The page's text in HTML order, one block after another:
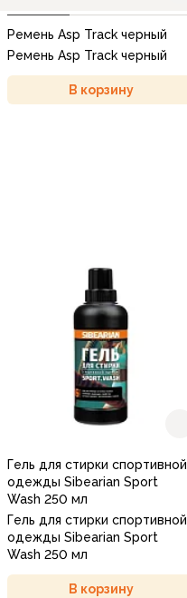
Ремень Asp Track черный
Ремень Asp Track черный
В корзину
Гель для стирки спортивной
одежды Sibearian Sport
Wash 250 мл
Гель для стирки спортивной
одежды Sibearian Sport
Wash 250 мл
В корзину